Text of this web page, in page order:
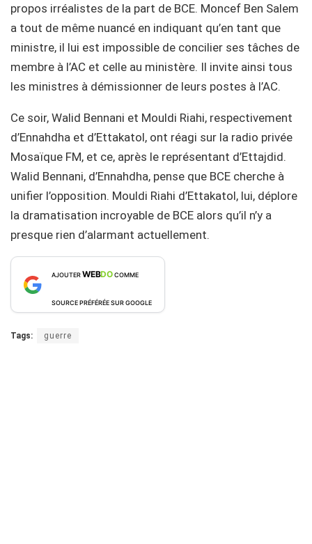
propos irréalistes de la part de BCE. Moncef Ben Salem
a tout de même nuancé en indiquant qu’en tant que
ministre, il lui est impossible de concilier ses tâches de
membre à l’AC et celle au ministère. Il invite ainsi tous
les ministres à démissionner de leurs postes à l’AC.
Ce soir, Walid Bennani et Mouldi Riahi, respectivement
d’Ennahdha et d’Ettakatol, ont réagi sur la radio privée
Mosaïque FM, et ce, après le représentant d’Ettajdid.
Walid Bennani, d’Ennahdha, pense que BCE cherche à
unifier l’opposition. Mouldi Riahi d’Ettakatol, lui, déplore
la dramatisation incroyable de BCE alors qu’il n’y a
presque rien d’alarmant actuellement.
AJOUTERWEBDOCOMME
SOURCE PRÉFÉRÉE SUR GOOGLE
Tags: guerre